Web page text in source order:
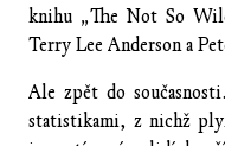
knihu „The Not So
Terry Lee Anderson a
Ale zpět do
statistikami, z nichž